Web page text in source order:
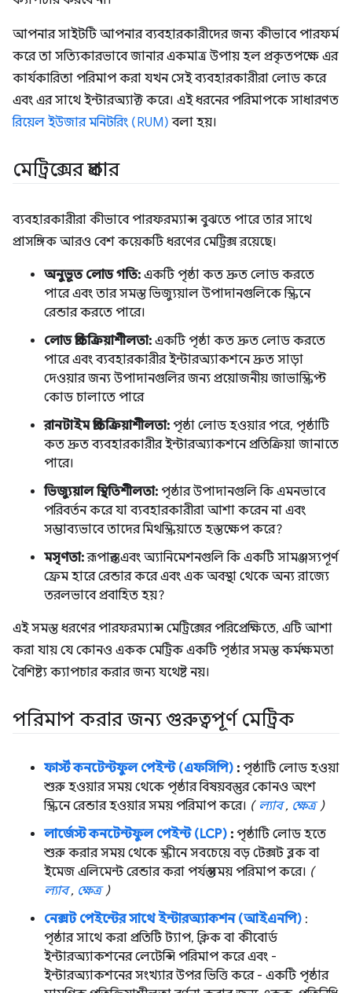
আপনার সাইটটি আপনার ব্যবহারকারীদের জন্য কীভাবে পারফর্ম
করে তা সত্যিকারভাবে জানার একমাত্র উপায় হল প্রকৃতপক্ষে এর
কার্যকারিতা পরিমাপ করা যখন সেই ব্যবহারকারীরা লোড করে
এবং এর সাথে ইন্টারঅ্যাক্ট করে। এই ধরনের পরিমাপকে সাধারণত
রিয়েল ইউজার মনিটরিং (RUM) বলা হয়।
মেট্রিক্সের প্রকার
ব্যবহারকারীরা কীভাবে পারফরম্যান্স বুঝতে পারে তার সাথে
প্রাসঙ্গিক আরও বেশ কয়েকটি ধরণের মেট্রিক্স রয়েছে।
অনুভূত লোড গতি: একটি পৃষ্ঠা কত দ্রুত লোড করতে
পারে এবং তার সমস্ত ভিজ্যুয়াল উপাদানগুলিকে স্ক্রিনে
রেন্ডার করতে পারে।
লোড প্রতিক্রিয়াশীলতা: একটি পৃষ্ঠা কত দ্রুত লোড করতে
পারে এবং ব্যবহারকারীর ইন্টারঅ্যাকশনে দ্রুত সাড়া
দেওয়ার জন্য উপাদানগুলির জন্য প্রয়োজনীয় জাভাস্ক্রিপ্ট
কোড চালাতে পারে
রানটাইম প্রতিক্রিয়াশীলতা: পৃষ্ঠা লোড হওয়ার পরে, পৃষ্ঠাটি
কত দ্রুত ব্যবহারকারীর ইন্টারঅ্যাকশনে প্রতিক্রিয়া জানাতে
পারে।
ভিজ্যুয়াল স্থিতিশীলতা: পৃষ্ঠার উপাদানগুলি কি এমনভাবে
পরিবর্তন করে যা ব্যবহারকারীরা আশা করেন না এবং
সম্ভাব্যভাবে তাদের মিথস্ক্রিয়াতে হস্তক্ষেপ করে?
মসৃণতা:রূপান্তর এবং অ্যানিমেশনগুলি কি একটি সামঞ্জস্যপূর্ণ
ফ্রেম হারে রেন্ডার করে এবং এক অবস্থা থেকে অন্য রাজ্যে
তরলভাবে প্রবাহিত হয়?
এই সমস্ত ধরণের পারফরম্যান্স মেট্রিক্সের পরিপ্রেক্ষিতে, এটি আশা
করা যায় যে কোনও একক মেট্রিক একটি পৃষ্ঠার সমস্ত কর্মক্ষমতা
বৈশিষ্ট্য ক্যাপচার করার জন্য যথেষ্ট নয়।
পরিমাপ করার জন্য গুরুত্বপূর্ণ মেট্রিক
ফার্স্ট কনটেন্টফুল পেইন্ট (এফসিপি) : পৃষ্ঠাটি লোড হওয়া
শুরু হওয়ার সময় থেকে পৃষ্ঠার বিষয়বস্তুর কোনও অংশ
স্ক্রিনে রেন্ডার হওয়ার সময় পরিমাপ করে। ( ল্যাব, ক্ষেত্র)
লার্জেস্ট কনটেন্টফুল পেইন্ট (LCP) : পৃষ্ঠাটি লোড হতে
শুরু করার সময় থেকে স্ক্রীনে সবচেয়ে বড় টেক্সট ব্লক বা
ইমেজ এলিমেন্ট রেন্ডার করা পর্যন্ত সময় পরিমাপ করে। (
ল্যাব, ক্ষেত্র)
নেক্সট পেইন্টের সাথে ইন্টারঅ্যাকশন (আইএনপি) :
পৃষ্ঠার সাথে করা প্রতিটি ট্যাপ, ক্লিক বা কীবোর্ড
ইন্টারঅ্যাকশনের লেটেন্সি পরিমাপ করে এবং -
ইন্টারঅ্যাকশনের সংখ্যার উপর ভিত্তি করে - একটি পৃষ্ঠার